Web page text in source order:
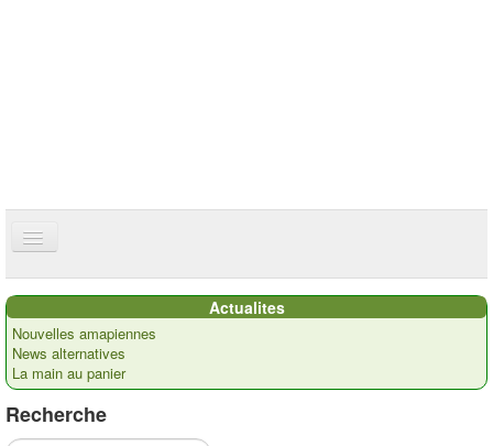
Accueil
Présentation
Actualités
Nos paysans
Commandes
Actualites
Nouvelles amapiennes
News alternatives
La main au panier
Recherche